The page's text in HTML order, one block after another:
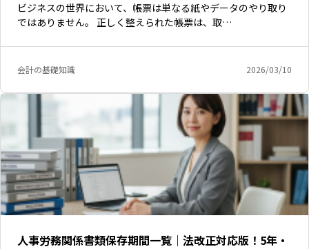
ビジネスの世界において、帳票は単なる紙やデータのやり取り
ではありません。 正しく整えられた帳票は、取…
会計の基礎知識 2026/03/10
人事労務関係書類保存期間一覧｜法改正対応版！5年・